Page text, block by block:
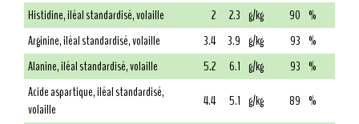
Histidine, iléal standardisé, volaille
2 2.3 g/kg 90 %
Arginine, iléal standardisé, volaille
3.4 3.9 g/kg 93 %
Alanine, iléal standardisé, volaille
5.2 6.1 g/kg 93 %
Acide aspartique, iléal standardisé,
volaille
4.4 5.1 g/kg 89 %